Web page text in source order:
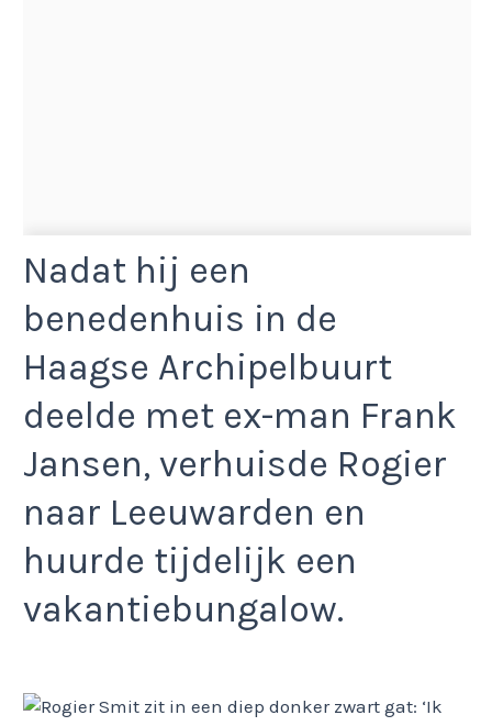
Nadat hij een
benedenhuis in de
Haagse Archipelbuurt
deelde met ex-man Frank
Jansen, verhuisde Rogier
naar Leeuwarden en
huurde tijdelijk een
vakantiebungalow.